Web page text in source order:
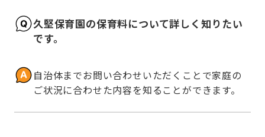
久堅保育園の保育料について詳しく知りたい
です。
自治体までお問い合わせいただくことで家庭の
ご状況に合わせた内容を知ることができます。